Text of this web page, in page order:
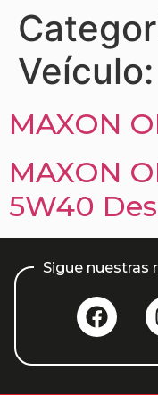
Veículo:
MAXON
MAXON
5W40
Sigue nuestras